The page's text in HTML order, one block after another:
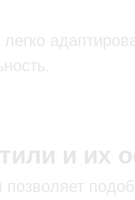
и их